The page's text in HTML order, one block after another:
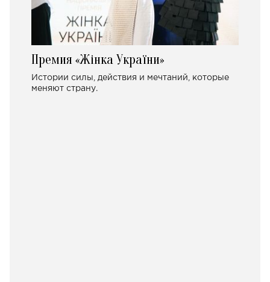
Премия «Жінка України»
Истории силы, действия и мечтаний, которые
меняют страну.